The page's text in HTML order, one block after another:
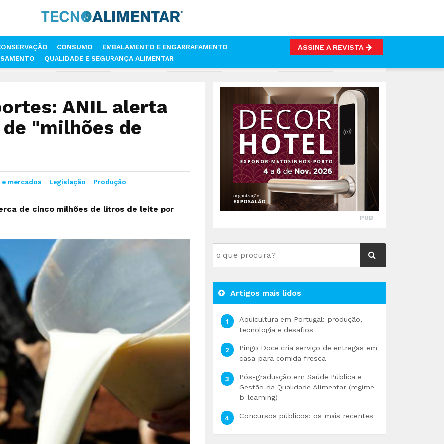
CONSUMO
EMBALAMENTO E ENGARRAFAMENTO
QUALIDADE E SEGURANÇA ALIMENTAR
ASSINE A REVISTA
NOS TRANSPORTES: ANIL ALERTA PARA DESPERDÍCIO DE "MILHÕES DE LITROS DE LEITE"
ANIL alerta
"milhões de
e mercados Legislação Produção
de cinco milhões de litros de leite por
PUB
Artigos mais lidos
Aquicultura em Portugal: produção,
tecnologia e desafios
Pingo Doce cria serviço de entregas em
casa para comida fresca
Pós-graduação em Saúde Pública e
Gestão da Qualidade Alimentar (regime
b-learning)
Concursos públicos: os mais recentes